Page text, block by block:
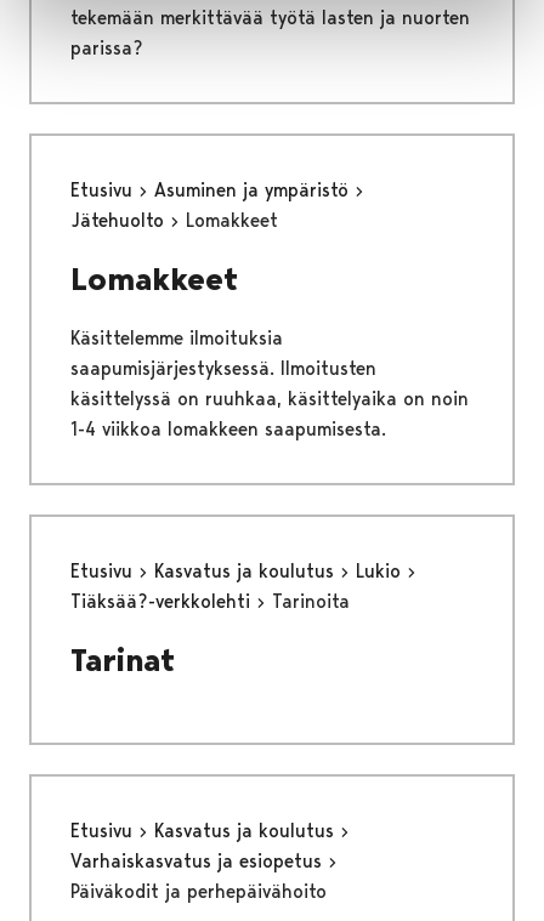
tekemään merkittävää työtä lasten ja nuorten
parissa?
Etusivu
Asuminen ja ympäristö
Jätehuolto
Lomakkeet
Lomakkeet
Käsittelemme ilmoituksia
saapumisjärjestyksessä. Ilmoitusten
käsittelyssä on ruuhkaa, käsittelyaika on noin
1-4 viikkoa lomakkeen saapumisesta.
Etusivu Kasvatus ja koulutus
Lukio
Tiäksää?-verkkolehti
Tarinoita
Tarinat
Etusivu
Kasvatus ja koulutus
Varhaiskasvatus ja esiopetus
Päiväkodit ja perhepäivähoito